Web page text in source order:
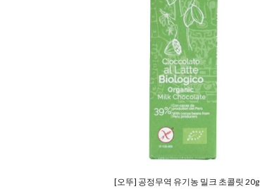
[오뚜] 공정무역 유기농 밀크 초콜릿 20g